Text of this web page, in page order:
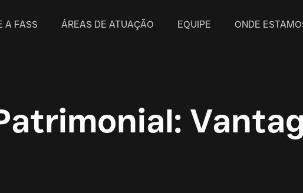
A FASS ÁREAS DE ATUAÇÃO EQUIPE ONDE